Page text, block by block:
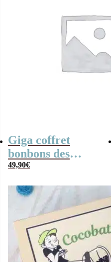
Giga coffret
bonbons des
années 70
49,90€